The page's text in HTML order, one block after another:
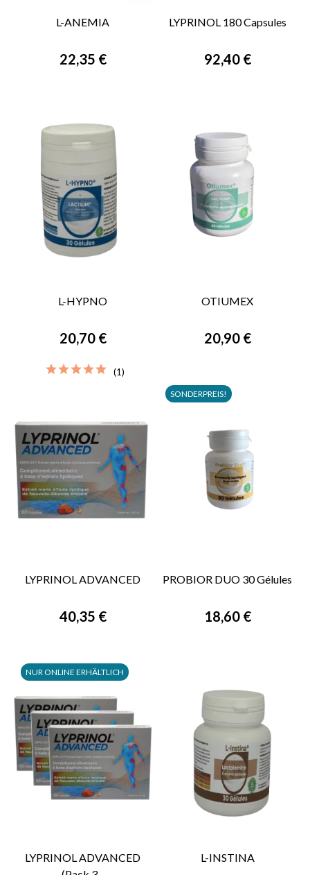
L-ANEMIA
22,35 €
LYPRINOL 180 Capsules
92,40 €
L-HYPNO
20,70 €
OTIUMEX
20,90 €
(1)
LYPRINOL ADVANCED
40,35 €
PROBIOR DUO 30 Gélules
18,60 €
SONDERPREIS!
LYPRINOL ADVANCED
NUR ONLINE ERHÄLTLICH
L-INSTINA